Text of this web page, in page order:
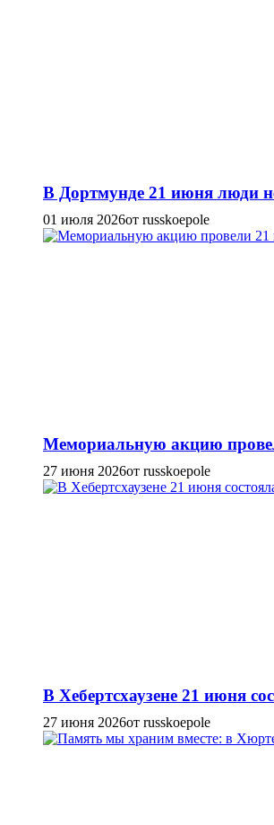
В Дортмунде 21 июня люди
01 июля 2026от russkoepole
Мемориальную акцию
27 июня 2026от russkoepole
В Хебертсхаузене 21 июня
27 июня 2026от russkoepole